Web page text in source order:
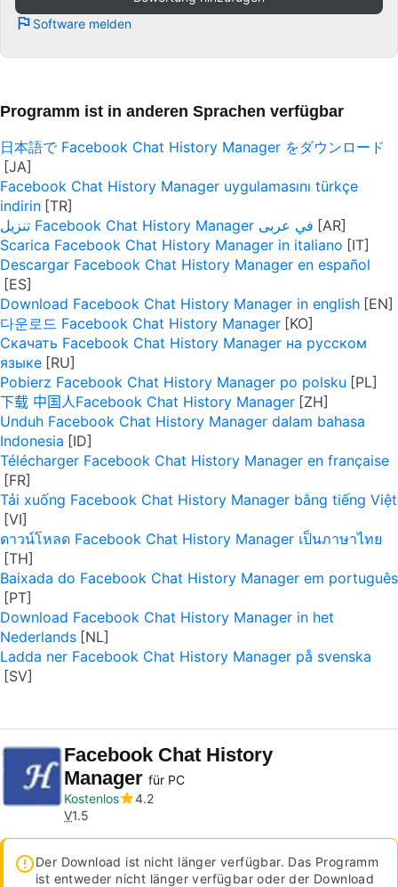
Software melden
Programm ist in anderen Sprachen verfügbar
日本語で Facebook Chat History Manager をダウンロード
Facebook Chat History Manager uygulamasını türkçe
indirin
تنزيل Facebook Chat History Manager في عربى
Scarica Facebook Chat History Manager in italiano
Descargar Facebook Chat History Manager en español
Download Facebook Chat History Manager in english
다운로드 Facebook Chat History Manager
Скачать Facebook Chat History Manager на русском
языке
Pobierz Facebook Chat History Manager po polsku
下载 中国人Facebook Chat History Manager
Unduh Facebook Chat History Manager dalam bahasa
Indonesia
Télécharger Facebook Chat History Manager en française
Tải xuống Facebook Chat History Manager bằng tiếng Việt
ดาวน์โหลด Facebook Chat History Manager เป็นภาษาไทย
Baixada do Facebook Chat History Manager em português
Download Facebook Chat History Manager in het
Nederlands
Ladda ner Facebook Chat History Manager på svenska
Facebook Chat History
Manager für PC
Kostenlos
4.2
V1.5
Der Download ist nicht länger verfügbar. Das Programm
ist entweder nicht länger verfügbar oder der Download